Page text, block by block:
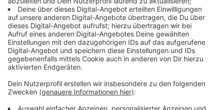
Veröffentlicht:Montag, 20.11.2023 06:23
Anzeige